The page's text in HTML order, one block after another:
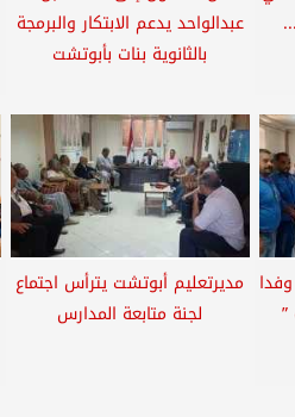
عبدالواحد يدعم الابتكار والبرمجة
بالثانوية بنات بأبوتشت
مديرتعليم أبوتشت يترأس اجتماع
لجنة متابعة المدارس